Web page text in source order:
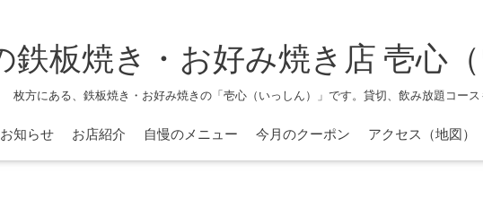
鉄板焼き・お好み焼き店 壱心（
枚方にある、鉄板焼き・お好み焼きの「壱心（いっしん）」です。貸切、飲み放題コース
お知らせ お店紹介 自慢のメニュー 今月のクーポン アクセス（地図）